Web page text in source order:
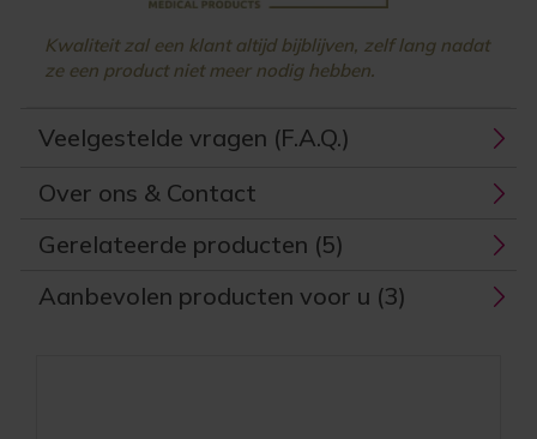
Kwaliteit zal een klant altijd bijblijven, zelf lang nadat
ze een product niet meer nodig hebben.
Veelgestelde vragen (F.A.Q.)
Over ons & Contact
Gerelateerde producten (5)
Aanbevolen producten voor u (3)